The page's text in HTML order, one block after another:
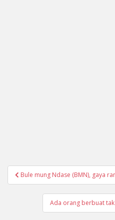
Navigasi
pos
Bule mung Ndase (BMN), gaya
Ada orang berbuat